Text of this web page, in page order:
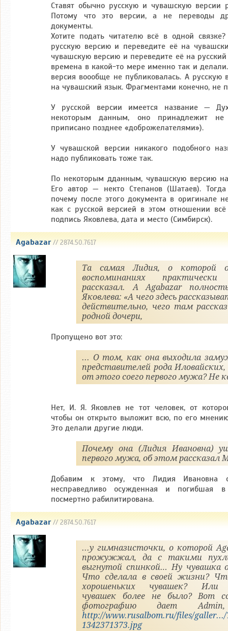
Ставят обычно русскую и чувашскую версии
Потому что это версии, а не переводы
документы.
Хотите подать читателю всё в одной
русскую версию и переведите её на
чувашскую версию и переведите её на
времена в какой-то мере именно так и
версия воообще не публиковалась. А русскую
на чувашский язык. Фрагментами конечно, не
У русской версии имеется название —
некоторым данным, оно принадлежит
приписано позднее «доброжелателями»).
У чувашской версии никакого подобного
надо публиковать тоже так.
По некоторым дданным, чувашскую версию
Его автор — некто Степанов (Шатаев). Тогда
почему после этого документа в оригинале
как с русской версией в этом отношении
подпись Яковлева, дата и место (Симбирск).
Agabazar// 2874.50.7617
Та самая Лидия, о которой
воспоминаниях
рассказал. А Agabazar
Яковлева: «А чего здесь
действительно, чего там
родной дочери,
Пропущено вот это:
... О том, как она выходила
представителей рода
от этого соего первого мужа? Не
Нет, И. Я. Яковлев не тот человек, от
чтобы он открыто выложит всю, по его
Это делали другие люди.
Почему она (Лидия Ивановна)
первого мужа, об этом
Добавим к этому, что Лидия Ивановна
несправедливо осужденная и погибшая
посмертно рабилитирована.
Agabazar// 2874.50.7617
...у гимназисточки, о которой
прожужжал, да с такими
выгнутой спинкой… Ну чувашка
Что сделала в своей жизни?
хорошеньких чувашек? Или
чувашек более не было? Вот
фотографию дает
http://www.rusalbom.ru/files/galler.../
1342371373.jpg